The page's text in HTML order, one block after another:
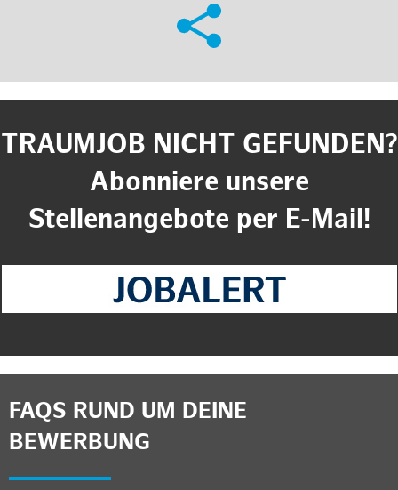
TRAUMJOB NICHT GEFUNDEN?
Abonniere unsere
Stellenangebote per E-Mail!
FAQS RUND UM DEINE
BEWERBUNG